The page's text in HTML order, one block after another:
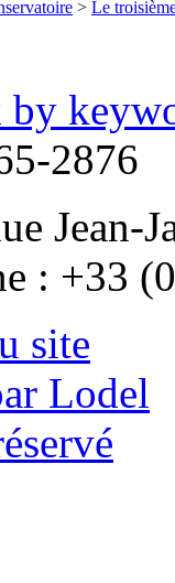
> Le
by
2876
Jean-
: +33
site
Lodel